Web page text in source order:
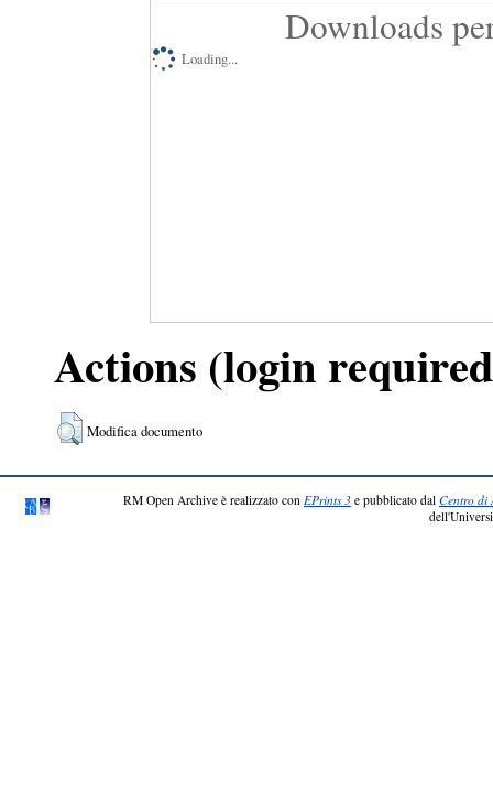
Downloads
Loading...
Actions (login
Modifica documento
RM Open Archive è realizzato con EPrints 3 e pubblicato dal Centro di